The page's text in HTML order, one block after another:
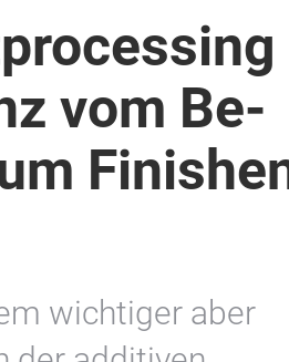
vom Be-
wichtiger aber